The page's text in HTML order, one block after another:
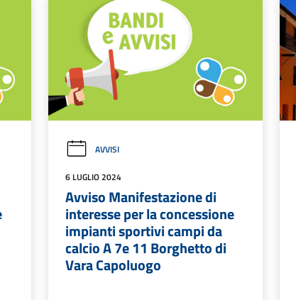
AVVISI
6 LUGLIO 2024
Avviso Manifestazione di
interesse per la concessione
impianti sportivi campi da
calcio A 7e 11 Borghetto di
Vara Capoluogo